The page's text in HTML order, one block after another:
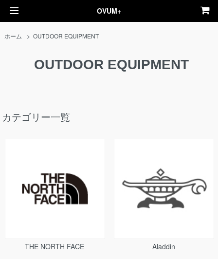
OVUM+
ホーム >OUTDOOR EQUIPMENT
OUTDOOR EQUIPMENT
カテゴリー一覧
THE NORTH FACE Aladdin